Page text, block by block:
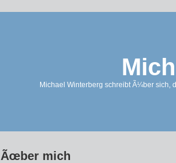
Michael Winterberg schreibt Ã¼ber sich,
Ãœber mich